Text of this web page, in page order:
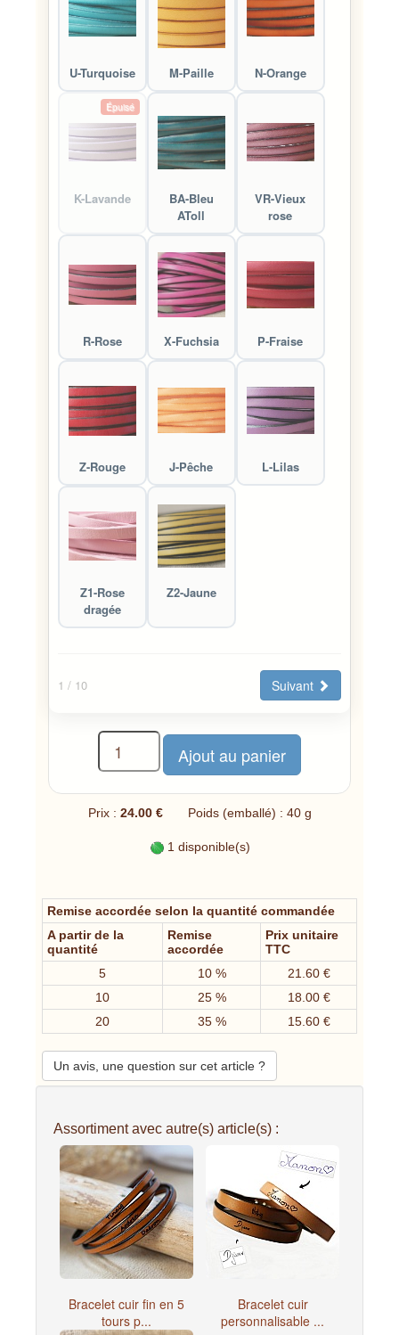
U-Turquoise M-Paille N-Orange
K-Lavande
Épuisé
BA-Bleu
AToll
VR-Vieux
rose
R-Rose X-Fuchsia P-Fraise
Z-Rouge J-Pêche L-Lilas
Z1-Rose
dragée
Z2-Jaune
1 / 10 Suivant
Prix : 24.00 € Poids (emballé) : 40 g
1 disponible(s)
Remise accordée selon la quantité commandée
A partir de la
quantité
Remise
accordée
Prix unitaire
TTC
5
10 %
21.60 €
10
25 %
18.00 €
20
35 % 15.60 €
Un avis, une question sur cet article ?
Assortiment avec autre(s) article(s) :
Bracelet cuir fin en 5
tours p...
Bracelet cuir
personnalisable ...